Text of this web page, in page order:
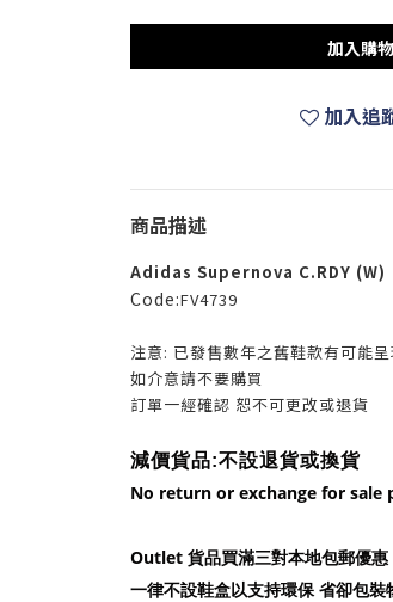
加入購
加入追
商品描述
Adidas Supernova C.RDY (W)
Code:FV4739
注意: 已發售數年之舊鞋款有可能
如介意請不要購買
訂單一經確認 恕不可更改或退貨
減價貨品:不設退貨或換貨
No return or exchange for sale
Outlet 貨品買滿三對本地包郵優惠
一律不設鞋盒以支持環保 省卻包裝